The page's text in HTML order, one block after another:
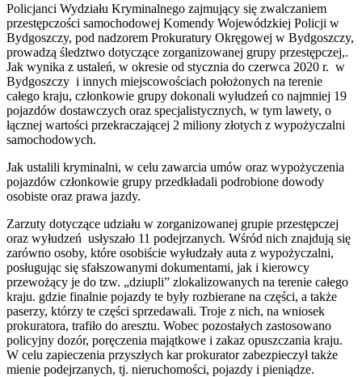
Policjanci Wydziału Kryminalnego zajmujący się zwalczaniem
przestępczości samochodowej Komendy Wojewódzkiej Policji w
Bydgoszczy, pod nadzorem Prokuratury Okręgowej w Bydgoszczy,
prowadzą śledztwo dotyczące zorganizowanej grupy przestępczej,.
Jak wynika z ustaleń, w okresie od stycznia do czerwca 2020 r. w
Bydgoszczy i innych miejscowościach położonych na terenie
całego kraju, członkowie grupy dokonali wyłudzeń co najmniej 19
pojazdów dostawczych oraz specjalistycznych, w tym lawety, o
łącznej wartości przekraczającej 2 miliony złotych z wypożyczalni
samochodowych.
Jak ustalili kryminalni, w celu zawarcia umów oraz wypożyczenia
pojazdów członkowie grupy przedkładali podrobione dowody
osobiste oraz prawa jazdy.
Zarzuty dotyczące udziału w zorganizowanej grupie przestępczej
oraz wyłudzeń usłyszało 11 podejrzanych. Wśród nich znajdują się
zarówno osoby, które osobiście wyłudzały auta z wypożyczalni,
posługując się sfałszowanymi dokumentami, jak i kierowcy
przewożący je do tzw. „dziupli” zlokalizowanych na terenie całego
kraju. gdzie finalnie pojazdy te były rozbierane na części, a także
paserzy, którzy te części sprzedawali. Troje z nich, na wniosek
prokuratora, trafiło do aresztu. Wobec pozostałych zastosowano
policyjny dozór, poręczenia majątkowe i zakaz opuszczania kraju.
W celu zapieczenia przyszłych kar prokurator zabezpieczył także
mienie podejrzanych, tj. nieruchomości, pojazdy i pieniądze.